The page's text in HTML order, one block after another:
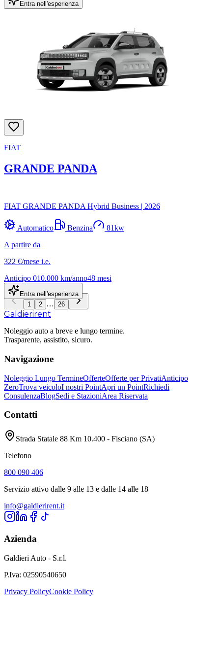
Entra nell'esperienza
FIAT
GRANDE PANDA
FIAT GRANDE PANDA Hybrid Business | 2026
Automatico Benzina 81kw
A partire da
322 €/mese i.e.
Anticipo 010.000 km/anno48 mesi
Entra nell'esperienza
1
2 … 26
Galdierirent
Noleggio auto a breve e lungo termine.
Trasparente, assistito, sicuro.
Navigazione
Noleggio Lungo TermineOfferteOfferte per PrivatiAnticipo
ZeroTrova veicoloI nostri PointApri un PointRichiedi
ConsulenzaBlogSedi e StazioniArea Riservata
Contatti
Strada Statale 88 Km 10.400 - Fisciano (SA)
Telefono
800 090 406
Servizio attivo dalle 9 alle 13 e dalle 14 alle 18
info@galdierirent.it
Azienda
Galdieri Auto - S.r.l.
P.Iva: 02590540650
Privacy PolicyCookie Policy